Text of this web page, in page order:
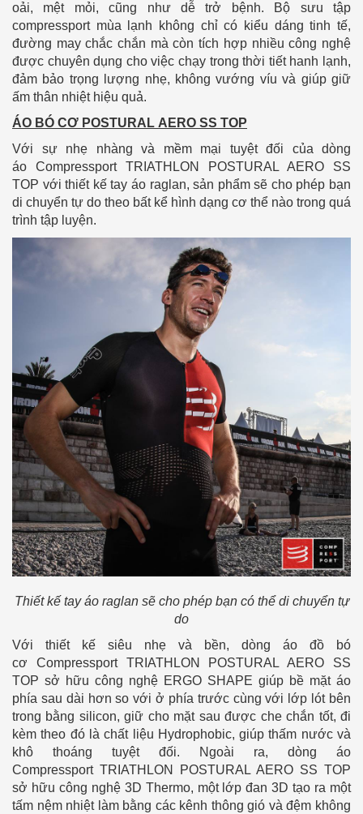
oải, mệt mỏi, cũng như dễ trở bệnh. Bộ sưu tập
compressport mùa lạnh không chỉ có kiểu dáng tinh tế,
đường may chắc chắn mà còn tích hợp nhiều công nghệ
được chuyên dụng cho việc chạy trong thời tiết hanh lạnh,
đảm bảo trọng lượng nhẹ, không vướng víu và giúp giữ
ấm thân nhiệt hiệu quả.
ÁO BÓ CƠ POSTURAL AERO SS TOP
Với sự nhẹ nhàng và mềm mại tuyệt đối của dòng
áo Compressport TRIATHLON POSTURAL AERO SS
TOP với thiết kế tay áo raglan, sản phẩm sẽ cho phép bạn
di chuyển tự do theo bất kể hình dạng cơ thể nào trong quá
trình tập luyện.
Thiết kế tay áo raglan sẽ cho phép bạn có thể di chuyển tự
do
Với thiết kế siêu nhẹ và bền, dòng áo đồ bó
cơ Compressport TRIATHLON POSTURAL AERO SS
TOP sở hữu công nghệ ERGO SHAPE giúp bề mặt áo
phía sau dài hơn so với ở phía trước cùng với lớp lót bên
trong bằng silicon, giữ cho mặt sau được che chắn tốt, đi
kèm theo đó là chất liệu Hydrophobic, giúp thấm nước và
khô thoáng tuyệt đối. Ngoài ra, dòng áo
Compressport TRIATHLON POSTURAL AERO SS TOP
sở hữu công nghệ 3D Thermo, một lớp đan 3D tạo ra một
tấm nệm nhiệt làm bằng các kênh thông gió và đệm không